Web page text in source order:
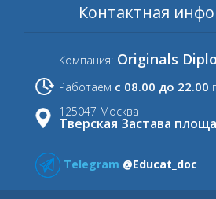
Контактная
Компания: Originals
Работаем с 08.00 до 22.00
125047 Москва
Тверская Застава
Telegram @Educat_doc